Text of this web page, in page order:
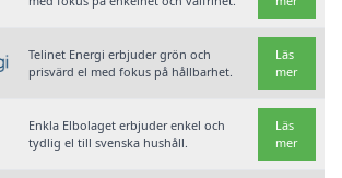
Telinet Energi erbjuder grön och
prisvärd el med fokus på hållbarhet.
Läs
mer
Enkla Elbolaget erbjuder enkel och
tydlig el till svenska hushåll.
Läs
mer